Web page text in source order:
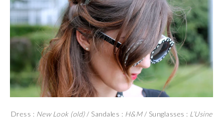
Dress : New Look (old)/ Sandales : H&M/ Sunglasses : L’Usine